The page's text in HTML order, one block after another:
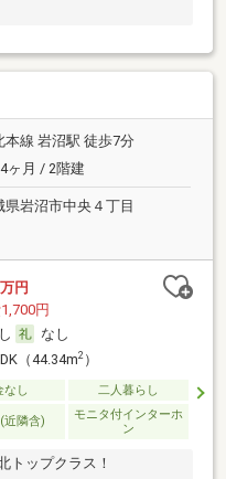
本線 岩沼駅 徒歩7分
ヶ月 / 2階建
県岩沼市中央４丁目
万円
円
なし
（44.34m2）
なし 二人暮らし
近隣含)
モニタ付インターホ
ン
トップクラス！